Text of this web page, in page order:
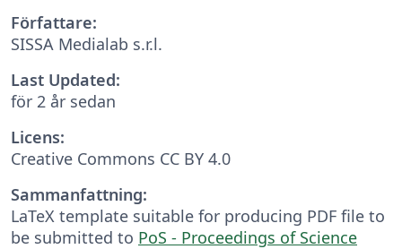
Författare:
SISSA Medialab s.r.l.
Last Updated:
för 2 år sedan
Licens:
Creative Commons CC BY 4.0
Sammanfattning:
LaTeX template suitable for producing PDF file to
be submitted to PoS - Proceedings of Science